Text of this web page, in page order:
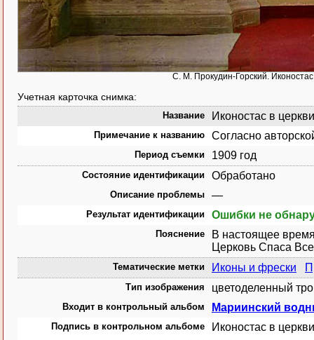
С. М. Прокудин-Горский.
Учетная карточка снимка:
Название Иконостас в
Примечание к названию Согласно
Период съемки 1909 год
Состояние идентификации Обработано
Описание проблемы —
Результат идентификации Ошибки не
Пояснение
В настоящее время
Церковь Спаса
Тематические метки Иконы и фрески
Тип изображения цветоделенный
Входит в контрольный альбом Мариинский
Подпись в контрольном альбоме Иконостас в